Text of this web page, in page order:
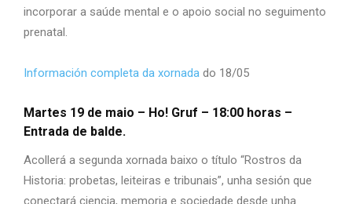
incorporar a saúde mental e o apoio social no seguimento
prenatal.
Información completa da xornada do 18/05
Martes 19 de maio – Ho! Gruf – 18:00 horas –
Entrada de balde.
Acollerá a segunda xornada baixo o título “Rostros da
Historia: probetas, leiteiras e tribunais”, unha sesión que
conectará ciencia, memoria e sociedade desde unha